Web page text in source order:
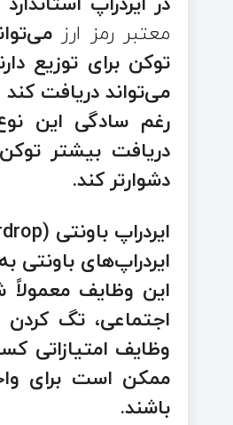
معتبر رمز ارز
توکن برای توزیع
می‌تواند دریافت
رغم سادگی این نوع
دریافت بیشتر
دشوارتر کند.
ایردراپ باونتی (
ایردراپ‌های باونتی
این وظایف معمولاً
اجتماعی، تگ کردن
وظایف امتیازاتی
ممکن است برای
باشند.